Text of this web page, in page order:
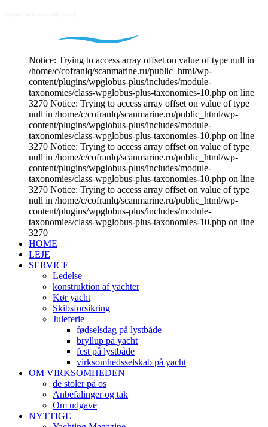
Notice: Trying to access array offset on value of type null in
/home/c/cofranlq/scanmarine.ru/public_html/wp-
content/plugins/wpglobus-plus/includes/module-
taxonomies/class-wpglobus-plus-taxonomies-10.php on line
3270 Notice: Trying to access array offset on value of type
null in /home/c/cofranlq/scanmarine.ru/public_html/wp-
content/plugins/wpglobus-plus/includes/module-
taxonomies/class-wpglobus-plus-taxonomies-10.php on line
3270 Notice: Trying to access array offset on value of type
null in /home/c/cofranlq/scanmarine.ru/public_html/wp-
content/plugins/wpglobus-plus/includes/module-
taxonomies/class-wpglobus-plus-taxonomies-10.php on line
3270 Notice: Trying to access array offset on value of type
null in /home/c/cofranlq/scanmarine.ru/public_html/wp-
content/plugins/wpglobus-plus/includes/module-
taxonomies/class-wpglobus-plus-taxonomies-10.php on line
3270
HOME
LEJE
SERVICE
Ledelse
konstruktion af yachter
Kør yacht
Skibsforsikring
Juleferie
fødselsdag på lystbåde
bryllup på yacht
fest på lystbåde
virksomhedsselskab på yacht
OM VIRKSOMHEDEN
de stoler på os
Anbefalinger og tak
Om udgave
NYTTIGE